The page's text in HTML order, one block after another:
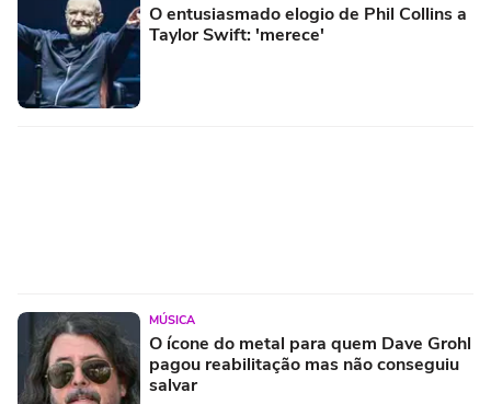
O entusiasmado elogio de Phil Collins a
Taylor Swift: 'merece'
MÚSICA
O ícone do metal para quem Dave Grohl
pagou reabilitação mas não conseguiu
salvar